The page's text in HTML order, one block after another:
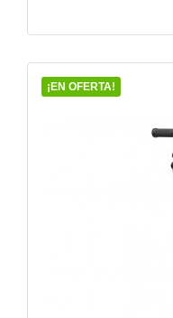
¡EN OFERTA!